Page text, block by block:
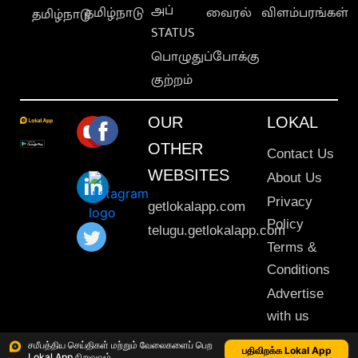
சமீபத்திய செய்திகள் மற்றும் வேலைகளைப் பெற
பதிவிறக்க Lokal App
தமிழ்நாடுதமிழ்நாடு அப்
STATUS
பொழுதுப்போக்கு
குற்றம்
வைரல் விளம்பரங்கள்
OUR
OTHER
WEBSITES
getlokalapp.com
telugu.getlokalapp.com
LOKAL
Contact Us
About Us
Privacy
Policy
Terms &
Conditions
Advertise
with us
Sitemap
This material may not be published, transmitted, rewritten or redistributed. © 2020 Lokal App. All rights reserved.